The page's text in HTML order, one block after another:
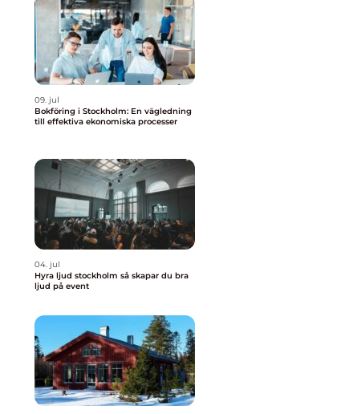
09. jul
Bokföring i Stockholm: En vägledning
till effektiva ekonomiska processer
04. jul
Hyra ljud stockholm så skapar du bra
ljud på event